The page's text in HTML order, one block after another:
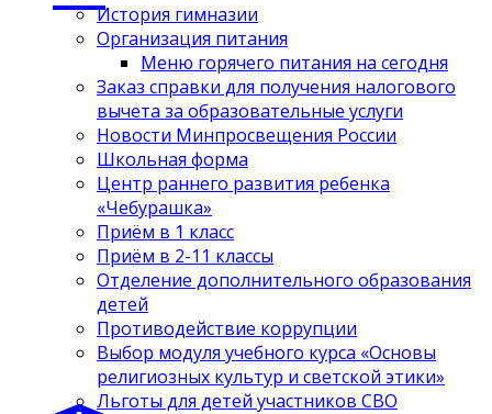
История гимназии
Организация питания
Меню горячего питания на сегодня
Заказ справки для получения налогового
вычета за образовательные услуги
Новости Минпросвещения России
Школьная форма
Центр раннего развития ребенка
«Чебурашка»
Приём в 1 класс
Приём в 2-11 классы
Отделение дополнительного образования
детей
Противодействие коррупции
Выбор модуля учебного курса «Основы
религиозных культур и светской этики»
Льготы для детей участников СВО